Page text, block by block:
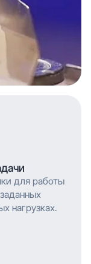
для работы
нагрузках.